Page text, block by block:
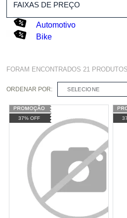
FAIXAS DE PREÇO
Automotivo
Bike
FORAM ENCONTRADOS21 PRODUTOS
ORDENAR POR: SELECIONE
37% OFF